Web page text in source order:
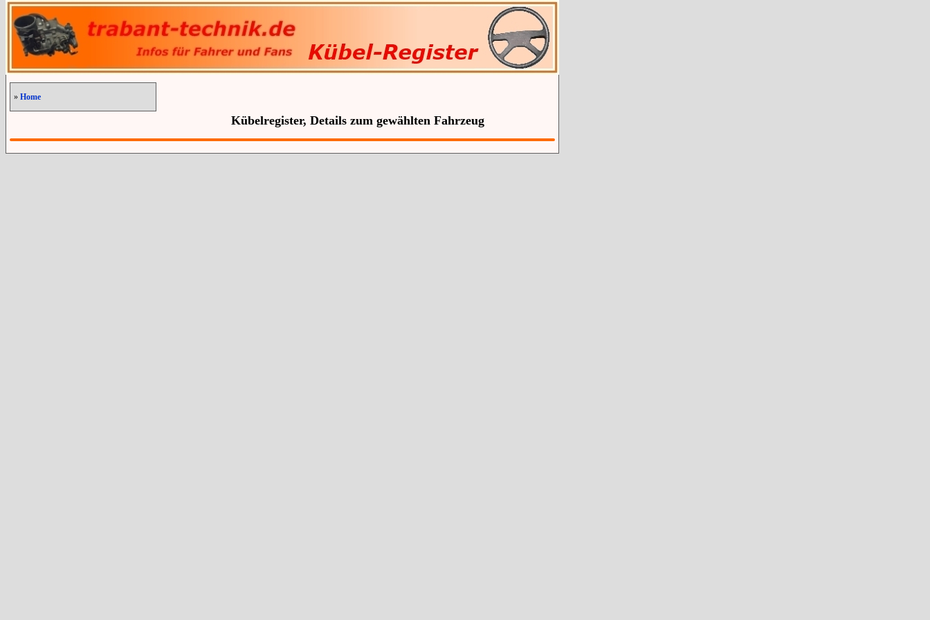
» Home
Kübelregister, Details zum gewählten Fahrzeug